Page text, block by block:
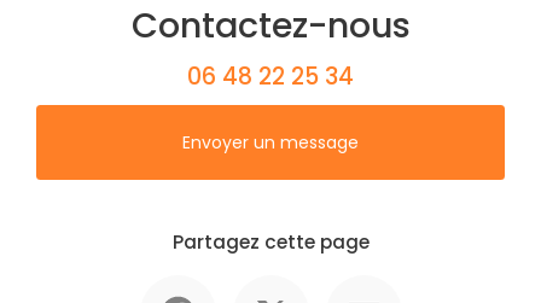
Contactez-nous
06 48 22 25 34
Envoyer un message
Partagez cette page